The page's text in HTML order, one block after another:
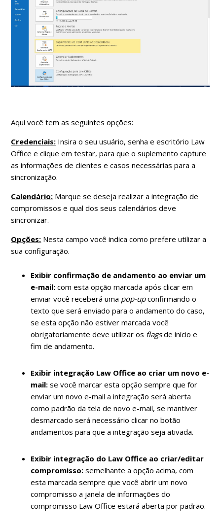
Aqui você tem as seguintes opções:
Credenciais: Insira o seu usuário, senha e escritório Law
Office e clique em testar, para que o suplemento capture
as informações de clientes e casos necessárias para a
sincronização.
Calendário: Marque se deseja realizar a integração de
compromissos e qual dos seus calendários deve
sincronizar.
Opções: Nesta campo você indica como prefere utilizar a
sua configuração.
Exibir confirmação de andamento ao enviar um
e-mail: com esta opção marcada após clicar em
enviar você receberá uma pop-upconfirmando o
texto que será enviado para o andamento do caso,
se esta opção não estiver marcada você
obrigatoriamente deve utilizar os flagsde início e
fim de andamento.
Exibir integração Law Office ao criar um novo e-
mail: se você marcar esta opção sempre que for
enviar um novo e-mail a integração será aberta
como padrão da tela de novo e-mail, se mantiver
desmarcado será necessário clicar no botão
andamentos para que a integração seja ativada.
Exibir integração do Law Office ao criar/editar
compromisso: semelhante a opção acima, com
esta marcada sempre que você abrir um novo
compromisso a janela de informações do
compromisso Law Office estará aberta por padrão.